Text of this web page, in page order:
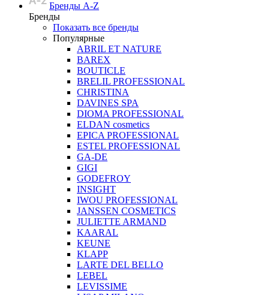
Бренды A-Z
Бренды
Показать все бренды
Популярные
ABRIL ET NATURE
BAREX
BOUTICLE
BRELIL PROFESSIONAL
CHRISTINA
DAVINES SPA
DIOMA PROFESSIONAL
ELDAN cosmetics
EPICA PROFESSIONAL
ESTEL PROFESSIONAL
GA-DE
GIGI
GODEFROY
INSIGHT
IWOU PROFESSIONAL
JANSSEN COSMETICS
JULIETTE ARMAND
KAARAL
KEUNE
KLAPP
LARTE DEL BELLO
LEBEL
LEVISSIME